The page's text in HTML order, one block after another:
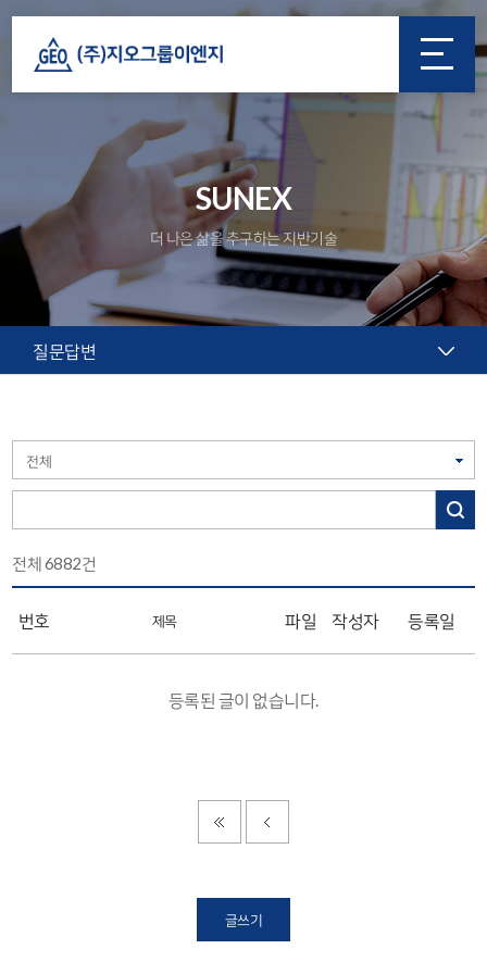
SUNEX
더 나은 삶을 추구하는 지반기술
질문답변
전체6882건
번호 제목 파일 작성자 등록일
등록된 글이 없습니다.
글쓰기